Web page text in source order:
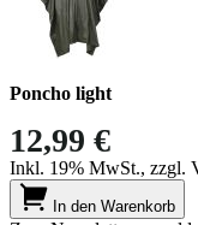
Poncho light
12,99 €
Inkl. 19% MwSt., zzgl.
In den Warenkorb